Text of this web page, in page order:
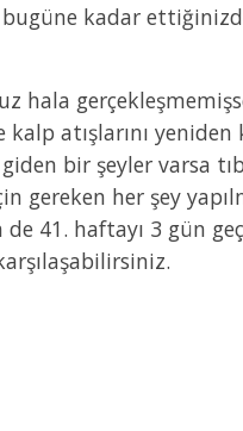
kadar
hala
kalp atışlarını
bir şeyler varsa
her şey
de 41. haftayı 3 gün